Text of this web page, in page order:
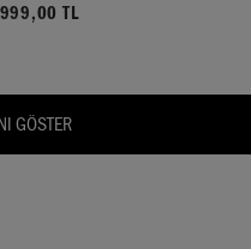
TL
GÖSTER